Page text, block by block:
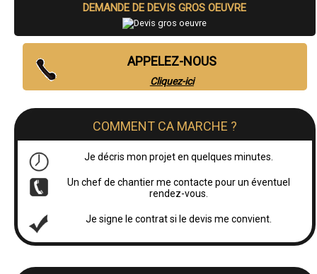
DEMANDE DE DEVIS GROS OEUVRE
APPELEZ-NOUS
Cliquez-ici
COMMENT CA MARCHE ?
Je décris mon projet en quelques minutes.
Un chef de chantier me contacte pour un éventuel
rendez-vous.
Je signe le contrat si le devis me convient.